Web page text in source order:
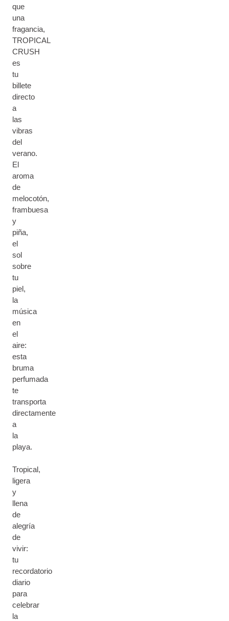
que
una
fragancia,
TROPICAL
CRUSH
es
tu
billete
directo
a
las
vibras
del
verano.
El
aroma
de
melocotón,
frambuesa
y
piña,
el
sol
sobre
tu
piel,
la
música
en
el
aire:
esta
bruma
perfumada
te
transporta
directamente
a
la
playa.
Tropical,
ligera
y
llena
de
alegría
de
vivir:
tu
recordatorio
diario
para
celebrar
la